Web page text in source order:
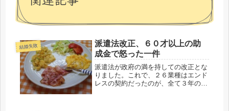
結婚失敗
派遣法改正、６０才以上の助
成金で怒った一件
派遣法が政府の満を持しての改正とな
りました。これで、２６業種はエンド
レスの契約だったのが、全て３年の契